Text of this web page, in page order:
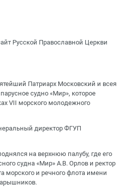
Русской Православной Церкви
Патриарх Московский и всея
судно «Мир», которое
VII морского молодежного
директор ФГУП
на верхнюю палубу, где его
судна «Мир» А.В. Орлов и ректор
морского и речного флота имени